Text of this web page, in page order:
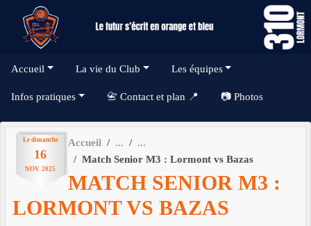
Accueil La vie du Club Les équipes
Infos pratiques 📇 Contact et plan 📍 📷 Photos
Le dimanche
16
NOV. 2025
Accueil
Match Senior M3 : Lormont vs Bazas
MATCH SENIOR M3 :
LORMONT VS BAZAS
Panneau de gestion des cookies